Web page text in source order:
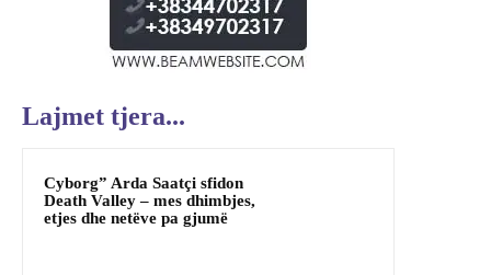
Lajmet tjera...
Cyborg” Arda Saatçi sfidon
Death Valley – mes dhimbjes,
etjes dhe netëve pa gjumë